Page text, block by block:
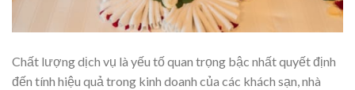
Chất lượng dịch vụ là yếu tố quan trọng bậc nhất quyết định
đến tính hiệu quả trong kinh doanh của các khách sạn, nhà